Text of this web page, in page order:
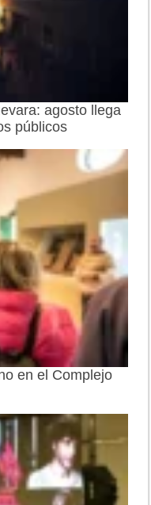
agosto llega
públicos
en el Complejo